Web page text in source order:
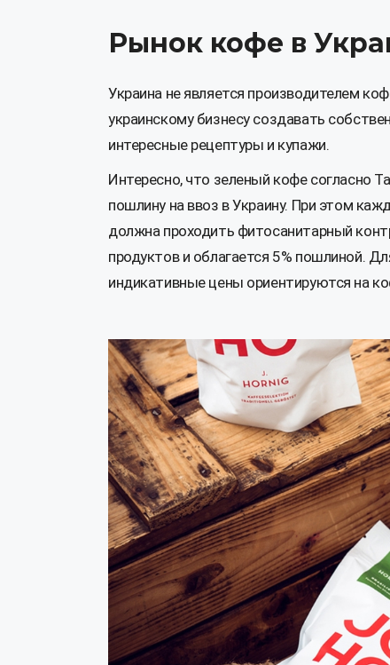
Рынок кофе в
Украина не является производителем
украинскому бизнесу создавать
интересные рецептуры и купажи.
Интересно, что зеленый кофе согласно
пошлину на ввоз в Украину. При этом
должна проходить фитосанитарный
продуктов и облагается 5% пошлиной.
индикативные цены ориентируются на